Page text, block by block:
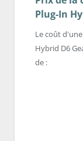
Plug-In
Le coût
Hybrid D6
de :